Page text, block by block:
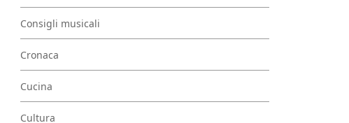
Consigli musicali
Cronaca
Cucina
Cultura